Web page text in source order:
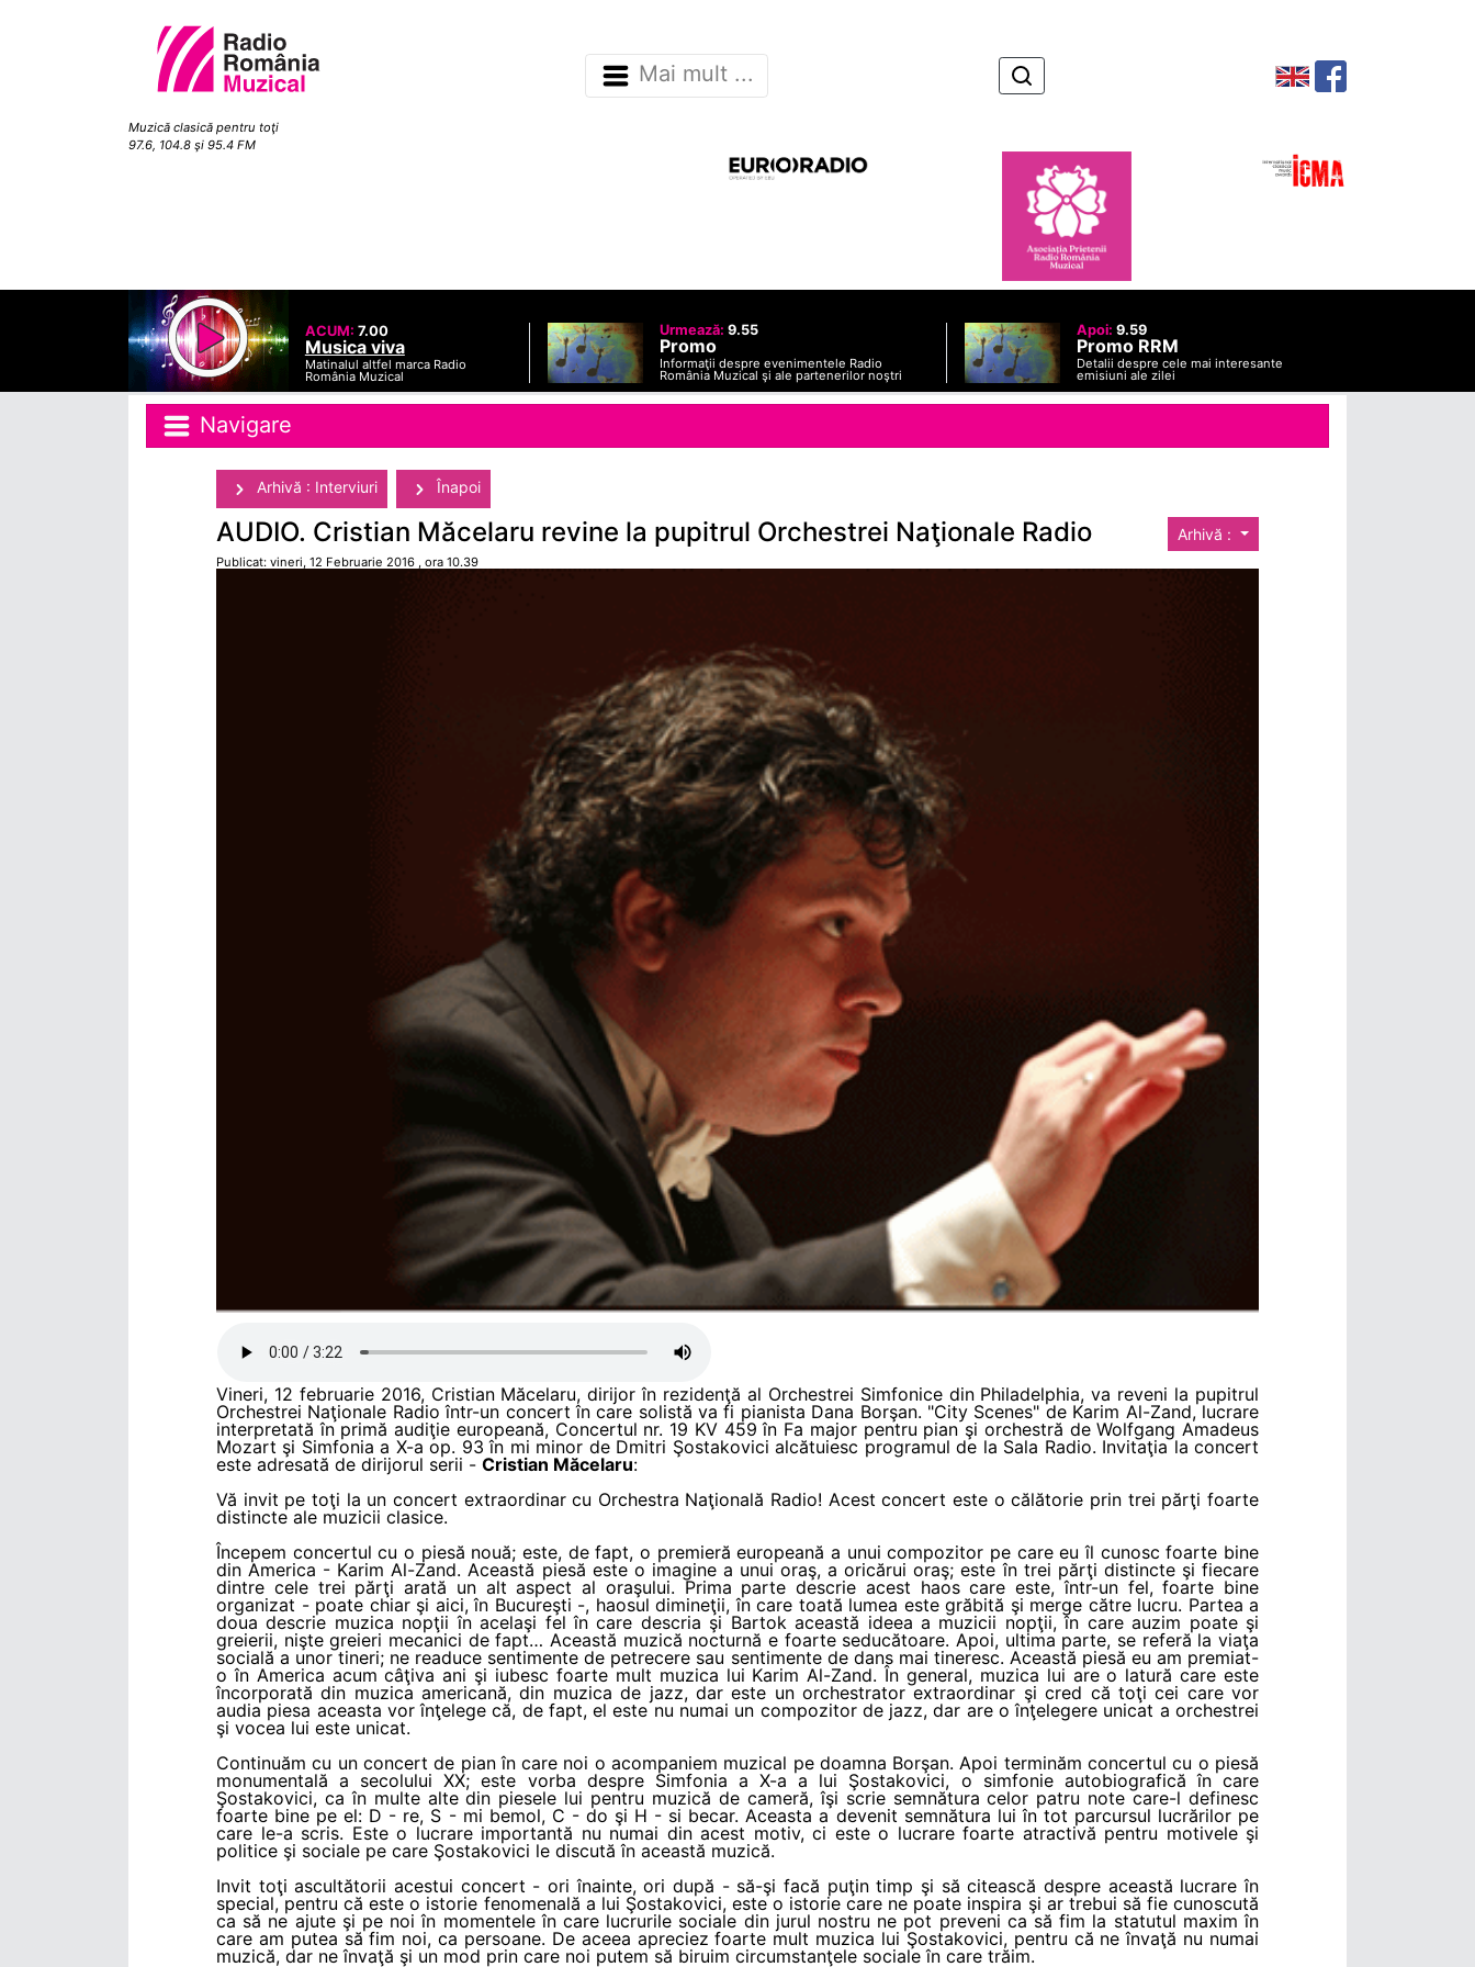
Muzică clasică pentru toţi
97.6, 104.8 şi 95.4 FM
Mai mult ...
ACUM: 7.00
Musica viva
Matinalul altfel marca Radio
România Muzical
Urmează: 9.55
Promo
Informaţii despre evenimentele Radio
România Muzical şi ale partenerilor noştri
Apoi: 9.59
Promo RRM
Detalii despre cele mai interesante
emisiuni ale zilei
Navigare
Arhivă : Interviuri Înapoi
Arhivă :
AUDIO. Cristian Măcelaru revine la pupitrul Orchestrei Naţionale Radio
Publicat: vineri, 12 Februarie 2016 , ora 10.39
Vineri, 12 februarie 2016, Cristian Măcelaru, dirijor în rezidenţă al Orchestrei Simfonice din Philadelphia, va reveni la pupitrul
Orchestrei Naţionale Radio într-un concert în care solistă va fi pianista Dana Borşan. "City Scenes" de Karim Al-Zand, lucrare
interpretată în primă audiţie europeană, Concertul nr. 19 KV 459 în Fa major pentru pian şi orchestră de Wolfgang Amadeus
Mozart şi Simfonia a X-a op. 93 în mi minor de Dmitri Şostakovici alcătuiesc programul de la Sala Radio. Invitaţia la concert
este adresată de dirijorul serii - Cristian Măcelaru:
Vă invit pe toţi la un concert extraordinar cu Orchestra Naţională Radio! Acest concert este o călătorie prin trei părţi foarte
distincte ale muzicii clasice.
Începem concertul cu o piesă nouă; este, de fapt, o premieră europeană a unui compozitor pe care eu îl cunosc foarte bine
din America - Karim Al-Zand. Această piesă este o imagine a unui oraş, a oricărui oraş; este în trei părţi distincte şi fiecare
dintre cele trei părţi arată un alt aspect al oraşului. Prima parte descrie acest haos care este, într-un fel, foarte bine
organizat - poate chiar şi aici, în Bucureşti -, haosul dimineţii, în care toată lumea este grăbită şi merge către lucru. Partea a
doua descrie muzica nopţii în acelaşi fel în care descria şi Bartok această ideea a muzicii nopţii, în care auzim poate şi
greierii, nişte greieri mecanici de fapt… Această muzică nocturnă e foarte seducătoare. Apoi, ultima parte, se referă la viaţa
socială a unor tineri; ne readuce sentimente de petrecere sau sentimente de dans mai tineresc. Această piesă eu am premiat-
o în America acum câţiva ani şi iubesc foarte mult muzica lui Karim Al-Zand. În general, muzica lui are o latură care este
încorporată din muzica americană, din muzica de jazz, dar este un orchestrator extraordinar şi cred că toţi cei care vor
audia piesa aceasta vor înţelege că, de fapt, el este nu numai un compozitor de jazz, dar are o înţelegere unicat a orchestrei
şi vocea lui este unicat.
Continuăm cu un concert de pian în care noi o acompaniem muzical pe doamna Borşan. Apoi terminăm concertul cu o piesă
monumentală a secolului XX; este vorba despre Simfonia a X-a a lui Şostakovici, o simfonie autobiografică în care
Şostakovici, ca în multe alte din piesele lui pentru muzică de cameră, îşi scrie semnătura celor patru note care-l definesc
foarte bine pe el: D - re, S - mi bemol, C - do şi H - si becar. Aceasta a devenit semnătura lui în tot parcursul lucrărilor pe
care le-a scris. Este o lucrare importantă nu numai din acest motiv, ci este o lucrare foarte atractivă pentru motivele şi
politice şi sociale pe care Şostakovici le discută în această muzică.
Invit toţi ascultătorii acestui concert - ori înainte, ori după - să-şi facă puţin timp şi să citească despre această lucrare în
special, pentru că este o istorie fenomenală a lui Şostakovici, este o istorie care ne poate inspira şi ar trebui să fie cunoscută
ca să ne ajute şi pe noi în momentele în care lucrurile sociale din jurul nostru ne pot preveni ca să fim la statutul maxim în
care am putea să fim noi, ca persoane. De aceea apreciez foarte mult muzica lui Şostakovici, pentru că ne învaţă nu numai
muzică, dar ne învaţă şi un mod prin care noi putem să biruim circumstanţele sociale în care trăim.